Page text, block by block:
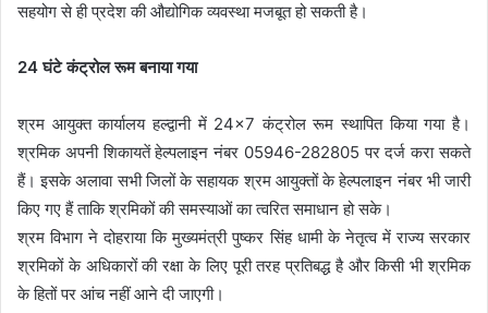
सहयोग से ही प्रदेश की औद्योगिक व्यवस्था मजबूत हो सकती है।
24 घंटे कंट्रोल रूम बनाया गया
श्रम आयुक्त कार्यालय हल्द्वानी में 24×7 कंट्रोल रूम स्थापित किया गया है।
श्रमिक अपनी शिकायतें हेल्पलाइन नंबर 05946-282805 पर दर्ज करा सकते
हैं। इसके अलावा सभी जिलों के सहायक श्रम आयुक्तों के हेल्पलाइन नंबर भी जारी
किए गए हैं ताकि श्रमिकों की समस्याओं का त्वरित समाधान हो सके।
श्रम विभाग ने दोहराया कि मुख्यमंत्री पुष्कर सिंह धामी के नेतृत्व में राज्य सरकार
श्रमिकों के अधिकारों की रक्षा के लिए पूरी तरह प्रतिबद्ध है और किसी भी श्रमिक
के हितों पर आंच नहीं आने दी जाएगी।